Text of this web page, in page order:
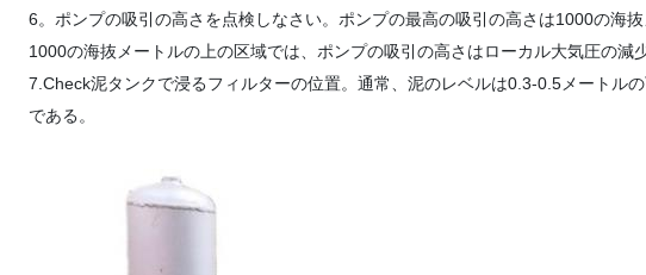
6。ポンプの吸引の高さを点検しなさい。ポンプの最高の吸引の高さは1000の海
1000の海抜メートルの上の区域では、ポンプの吸引の高さはローカル大気圧の減
7.Check泥タンクで浸るフィルターの位置。通常、泥のレベルは0.3-0.5メートル
である。